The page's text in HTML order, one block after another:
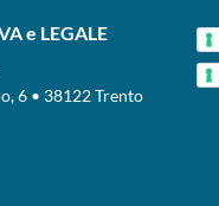
e LEGALE
6 • 38122 Trento